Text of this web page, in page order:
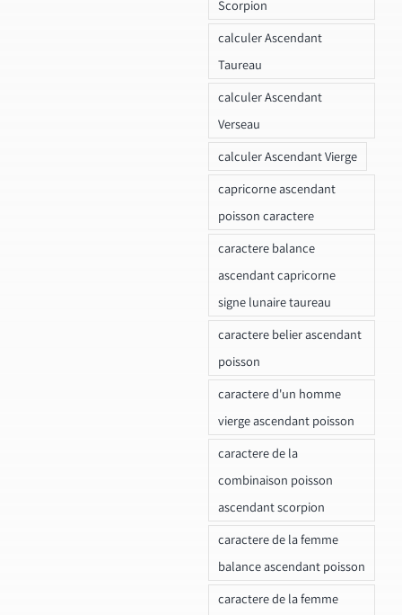
Scorpion
calculer Ascendant
Taureau
calculer Ascendant
Verseau
calculer Ascendant Vierge
capricorne ascendant
poisson caractere
caractere balance
ascendant capricorne
signe lunaire taureau
caractere belier ascendant
poisson
caractere d'un homme
vierge ascendant poisson
caractere de la
combinaison poisson
ascendant scorpion
caractere de la femme
balance ascendant poisson
caractere de la femme